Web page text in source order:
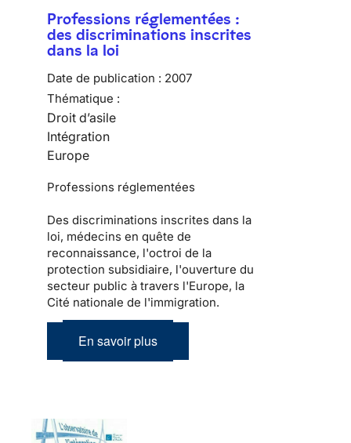
Professions réglementées :
des discriminations inscrites
dans la loi
Date de publication : 2007
Thématique :
Droit d’asile
Intégration
Europe
Professions réglementées
Des discriminations inscrites dans la
loi, médecins en quête de
reconnaissance, l'octroi de la
protection subsidiaire, l'ouverture du
secteur public à travers l'Europe, la
Cité nationale de l'immigration.
En savoir plus